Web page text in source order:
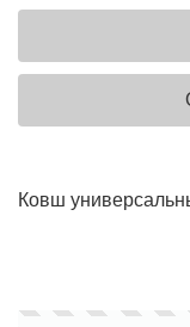
Ковш